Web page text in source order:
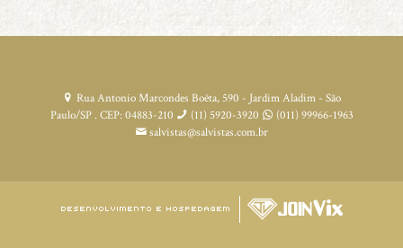
Rua Antonio Marcondes Boêta, 590 - Jardim Aladim - São
Paulo/SP . CEP: 04883-210
(11) 5920-3920
(011) 99966-1963
salvistas@salvistas.com.br